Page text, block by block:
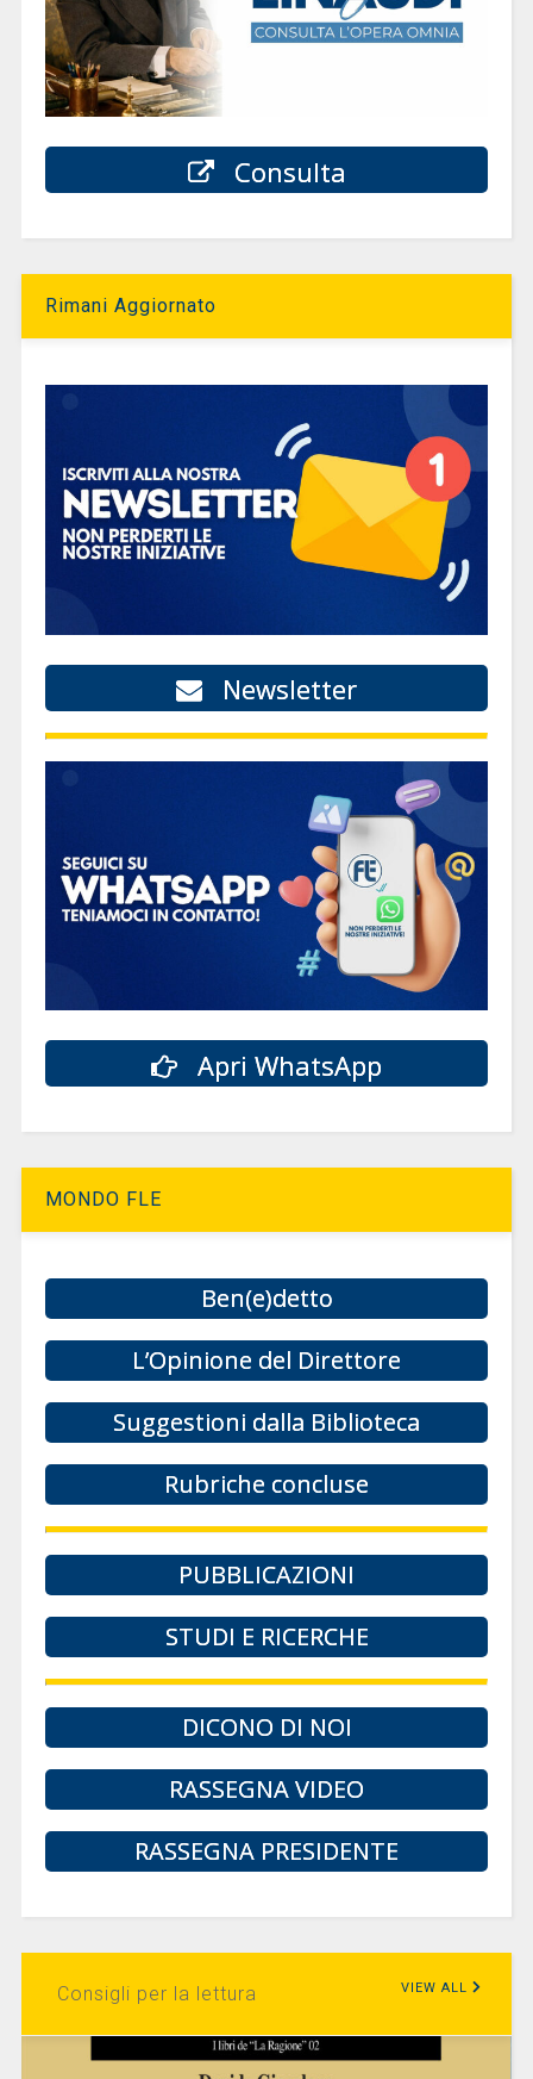
Consulta
Rimani Aggiornato
Newsletter
Apri WhatsApp
MONDO FLE
Ben(e)detto
L’Opinione del Direttore
Suggestioni dalla Biblioteca
Rubriche concluse
PUBBLICAZIONI
STUDI E RICERCHE
DICONO DI NOI
RASSEGNA VIDEO
RASSEGNA PRESIDENTE
Consigli per la lettura VIEW ALL